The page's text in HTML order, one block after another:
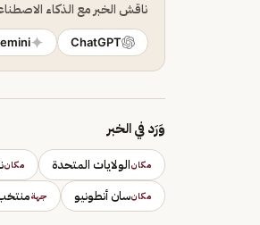
ناقش الخبر مع الذكاء
ChatGPT
وَرَد في الخبر
مكانالولايات المتحدة مكان
مكانسان أنطونيو جهةمنتخب